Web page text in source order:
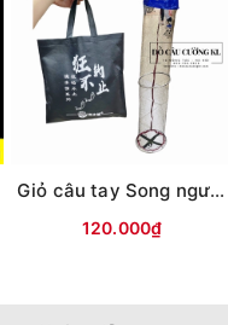
Giỏ câu tay Song ngư Xanh(Lưới,túi xách-ĐEN)
120.000₫